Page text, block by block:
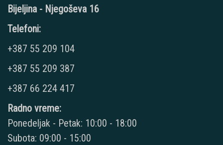
Bijeljina - Njegoševa 16
Telefoni:
+387 55 209 104
+387 55 209 387
+387 66 224 417
Radno vreme:
Ponedeljak - Petak: 10:00 - 18:00
Subota: 09:00 - 15:00